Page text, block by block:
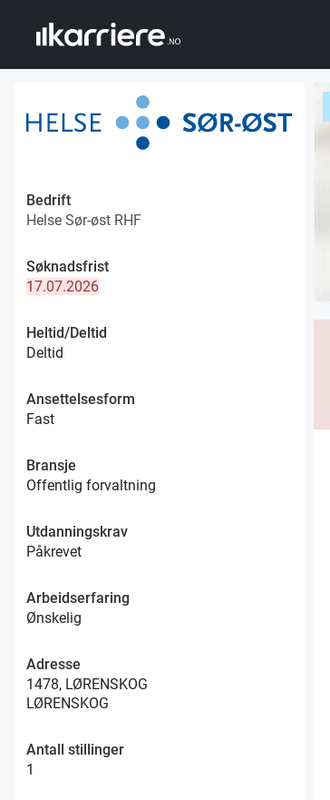
Bedrift
Helse Sør-øst RHF
Søknadsfrist
17.07.2026
Heltid/Deltid
Deltid
Ansettelsesform
Fast
Bransje
Offentlig forvaltning
Utdanningskrav
Påkrevet
Arbeidserfaring
Ønskelig
Adresse
1478, LØRENSKOG
LØRENSKOG
Antall stillinger
1